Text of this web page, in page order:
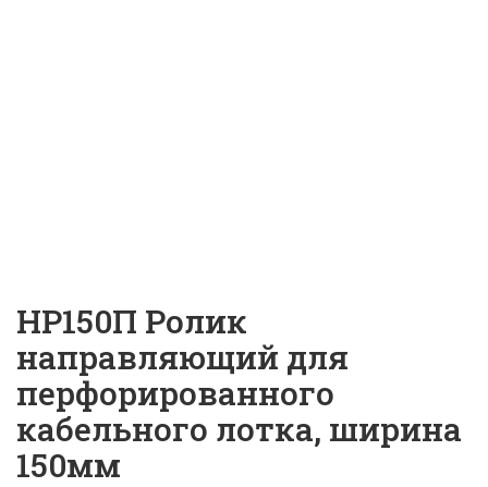
НР150П Ролик
направляющий для
перфорированного
кабельного лотка, ширина
150мм